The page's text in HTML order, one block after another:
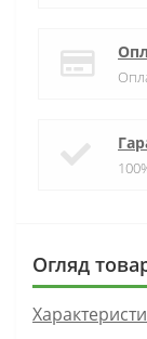
Огляд